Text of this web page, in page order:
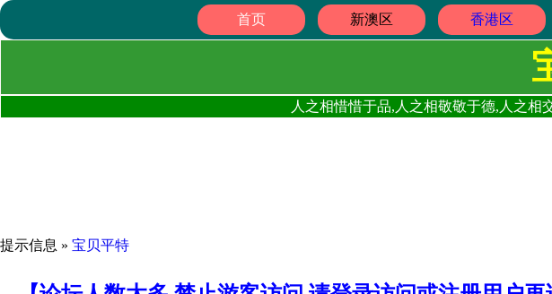
首页 新澳区 香港区
人之相惜惜于品,人之相敬敬于德,人之相
提示信息 » 宝贝平特